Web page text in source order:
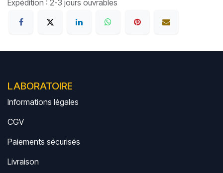
Expédition : 2-3 jours ouvrables
LABORATOIRE
Informations légales
CGV
Paiements sécurisés
Livraison